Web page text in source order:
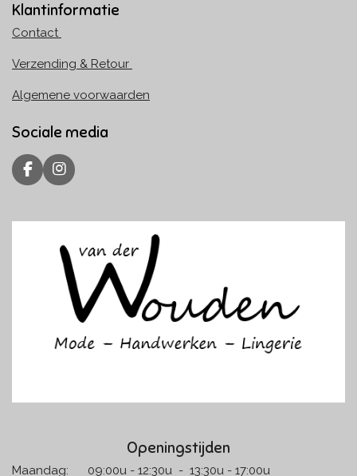
Klantinformatie
Contact
Verzending & Retour
Algemene voorwaarden
Sociale media
F
a
e
I
n
t
g
r
a
m
Openingstijden
Maandag: 09:00u - 12:30u - 13:30u - 17:00u